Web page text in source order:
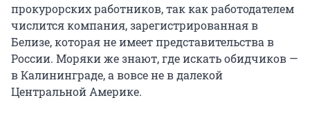
прокурорских работников, так как работодателем
числится компания, зарегистрированная в
Белизе, которая не имеет представительства в
России. Моряки же знают, где искать обидчиков —
в Калининграде, а вовсе не в далекой
Центральной Америке.